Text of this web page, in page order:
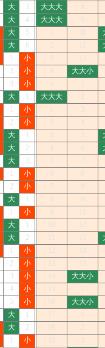
大 大大大
大 4 大大大
大 5
大 2
小
12
2 小 4
大大小
小 5
大 大大大
2
小
2 小 2
4
大 5
大 2 4
大 5
7
小
2 小 7
大
小
大
12
大 2
小 12
14
2 小
15
小 14
大大小
4 小 15
5 小
大大小
大 17
大 2
2
小